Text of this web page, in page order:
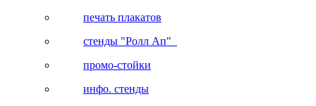
печать плакатов
стенды "Ролл Ап"
промо-стойки
инфо. стенды